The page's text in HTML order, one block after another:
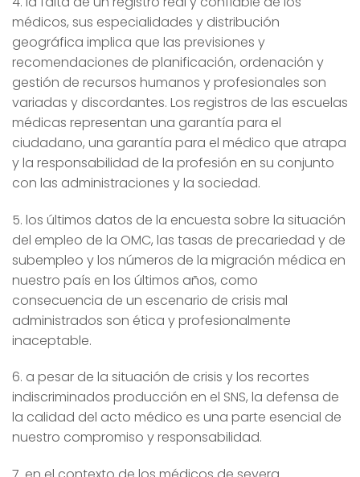
médicos, sus especialidades y distribución
geográfica implica que las previsiones y
recomendaciones de planificación, ordenación y
gestión de recursos humanos y profesionales son
variadas y discordantes. Los registros de las escuelas
médicas representan una garantía para el
ciudadano, una garantía para el médico que atrapa
y la responsabilidad de la profesión en su conjunto
con las administraciones y la sociedad.
5. los últimos datos de la encuesta sobre la situación
del empleo de la OMC, las tasas de precariedad y de
subempleo y los números de la migración médica en
nuestro país en los últimos años, como
consecuencia de un escenario de crisis mal
administrados son ética y profesionalmente
inaceptable.
6. a pesar de la situación de crisis y los recortes
indiscriminados producción en el SNS, la defensa de
la calidad del acto médico es una parte esencial de
nuestro compromiso y responsabilidad.